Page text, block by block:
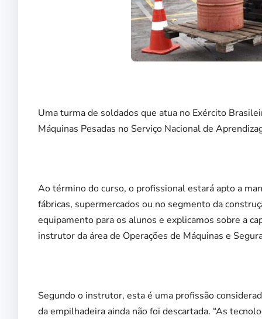
Uma turma de soldados que atua no Exército
Máquinas Pesadas no Serviço Nacional de
Ao término do curso, o profissional estará apto a
fábricas, supermercados ou no segmento da
equipamento para os alunos e explicamos sobre a
instrutor da área de Operações de Máquinas e
Segundo o instrutor, esta é uma profissão
da empilhadeira ainda não foi descartada. “As